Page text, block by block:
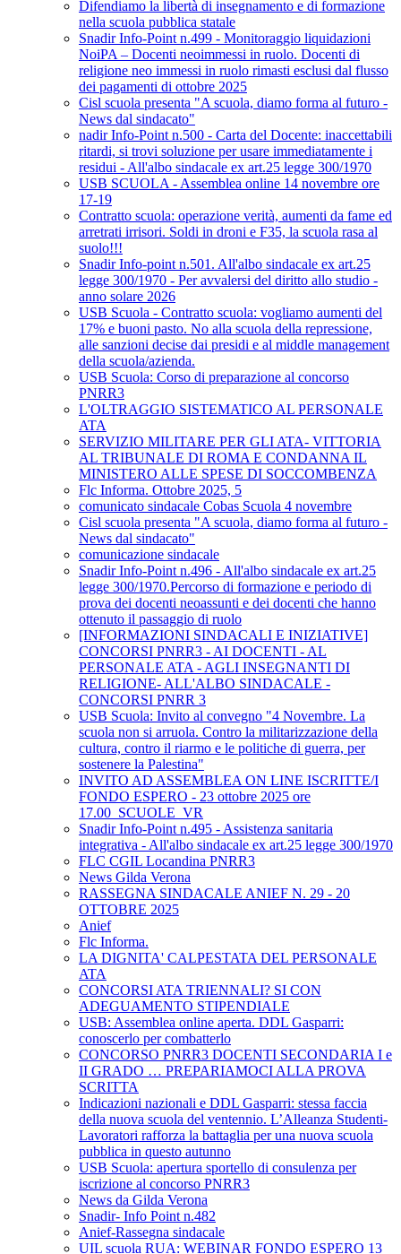
Difendiamo la libertà di insegnamento e di formazione
nella scuola pubblica statale
Snadir Info-Point n.499 - Monitoraggio liquidazioni
NoiPA – Docenti neoimmessi in ruolo. Docenti di
religione neo immessi in ruolo rimasti esclusi dal flusso
dei pagamenti di ottobre 2025
Cisl scuola presenta "A scuola, diamo forma al futuro -
News dal sindacato"
nadir Info-Point n.500 - Carta del Docente: inaccettabili
ritardi, si trovi soluzione per usare immediatamente i
residui - All'albo sindacale ex art.25 legge 300/1970
USB SCUOLA - Assemblea online 14 novembre ore
17-19
Contratto scuola: operazione verità, aumenti da fame ed
arretrati irrisori. Soldi in droni e F35, la scuola rasa al
suolo!!!
Snadir Info-point n.501. All'albo sindacale ex art.25
legge 300/1970 - Per avvalersi del diritto allo studio -
anno solare 2026
USB Scuola - Contratto scuola: vogliamo aumenti del
17% e buoni pasto. No alla scuola della repressione,
alle sanzioni decise dai presidi e al middle management
della scuola/azienda.
USB Scuola: Corso di preparazione al concorso
PNRR3
L'OLTRAGGIO SISTEMATICO AL PERSONALE
ATA
SERVIZIO MILITARE PER GLI ATA- VITTORIA
AL TRIBUNALE DI ROMA E CONDANNA IL
MINISTERO ALLE SPESE DI SOCCOMBENZA
Flc Informa. Ottobre 2025, 5
comunicato sindacale Cobas Scuola 4 novembre
Cisl scuola presenta "A scuola, diamo forma al futuro -
News dal sindacato"
comunicazione sindacale
Snadir Info-Point n.496 - All'albo sindacale ex art.25
legge 300/1970.Percorso di formazione e periodo di
prova dei docenti neoassunti e dei docenti che hanno
ottenuto il passaggio di ruolo
[INFORMAZIONI SINDACALI E INIZIATIVE]
CONCORSI PNRR3 - AI DOCENTI - AL
PERSONALE ATA - AGLI INSEGNANTI DI
RELIGIONE- ALL'ALBO SINDACALE -
CONCORSI PNRR 3
USB Scuola: Invito al convegno "4 Novembre. La
scuola non si arruola. Contro la militarizzazione della
cultura, contro il riarmo e le politiche di guerra, per
sostenere la Palestina"
INVITO AD ASSEMBLEA ON LINE ISCRITTE/I
FONDO ESPERO - 23 ottobre 2025 ore
17.00_SCUOLE_VR
Snadir Info-Point n.495 - Assistenza sanitaria
integrativa - All'albo sindacale ex art.25 legge 300/1970
FLC CGIL Locandina PNRR3
News Gilda Verona
RASSEGNA SINDACALE ANIEF N. 29 - 20
OTTOBRE 2025
Anief
Flc Informa.
LA DIGNITA' CALPESTATA DEL PERSONALE
ATA
CONCORSI ATA TRIENNALI? SI CON
ADEGUAMENTO STIPENDIALE
USB: Assemblea online aperta. DDL Gasparri:
conoscerlo per combatterlo
CONCORSO PNRR3 DOCENTI SECONDARIA I e
II GRADO … PREPARIAMOCI ALLA PROVA
SCRITTA
Indicazioni nazionali e DDL Gasparri: stessa faccia
della nuova scuola del ventennio. L’Alleanza Studenti-
Lavoratori rafforza la battaglia per una nuova scuola
pubblica in questo autunno
USB Scuola: apertura sportello di consulenza per
iscrizione al concorso PNRR3
News da Gilda Verona
Snadir- Info Point n.482
Anief-Rassegna sindacale
UIL scuola RUA: WEBINAR FONDO ESPERO 13